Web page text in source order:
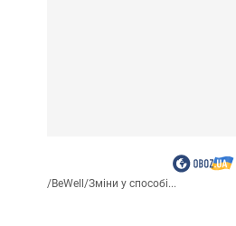
/BeWell/Зміни у способі...